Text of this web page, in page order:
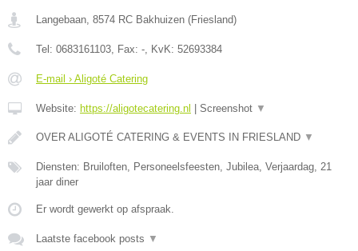
Langebaan, 8574 RC Bakhuizen (Friesland)
Tel: 0683161103, Fax: -, KvK: 52693384
E-mail › Aligoté Catering
Website: https://aligotecatering.nl Screenshot ▼
OVER ALIGOTÉ CATERING & EVENTS IN FRIESLAND ▼
Diensten: Bruiloften, Personeelsfeesten, Jubilea, Verjaardag, 21
jaar diner
Er wordt gewerkt op afspraak.
Laatste facebook posts ▼